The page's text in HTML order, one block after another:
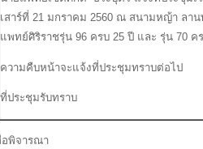
เสาร์ที่ 21 มกราคม 2560 ณ สนามหญ้า ลา
แพทย์ศิริราชรุ่น 96 ครบ 25 ปี และ รุ่น 70
ความคืบหน้าจะแจ้งที่ประชุมทราบต่อไป
ที่ประชุมรับทราบ
พิจารณา